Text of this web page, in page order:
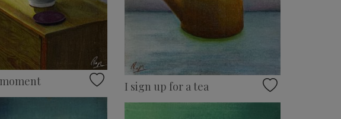
I sign up for a tea